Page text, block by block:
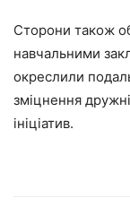
Сторони також
навчальними
окреслили
зміцнення
ініціатив.